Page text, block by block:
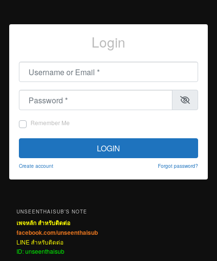
Login
Username or Email
Password
Remember Me
LOGIN
Create account Forgot password?
UNSEENTHAISUB’S NOTE
เพจหลัก สำหรับติดต่อ
facebook.com/unseenthaisub
LINE สำหรับติดต่อ
ID: unseenthaisub